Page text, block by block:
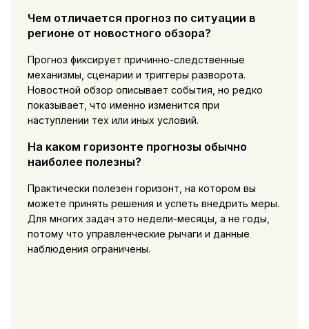
Чем отличается прогноз по ситуации в
регионе от новостного обзора?
Прогноз фиксирует причинно-следственные
механизмы, сценарии и триггеры разворота.
Новостной обзор описывает события, но редко
показывает, что именно изменится при
наступлении тех или иных условий.
На каком горизонте прогнозы обычно
наиболее полезны?
Практически полезен горизонт, на котором вы
можете принять решения и успеть внедрить меры.
Для многих задач это недели-месяцы, а не годы,
потому что управленческие рычаги и данные
наблюдения ограничены.